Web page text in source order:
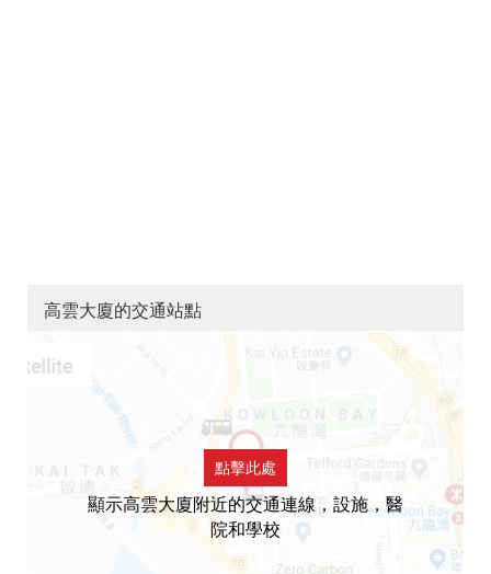
高雲大廈的交通站點
點擊此處
顯示高雲大廈附近的交通連線，設施，醫
院和學校